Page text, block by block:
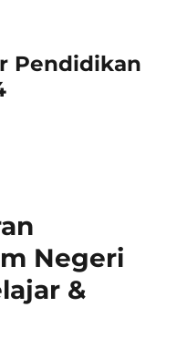
Pendidikan
Negeri
&